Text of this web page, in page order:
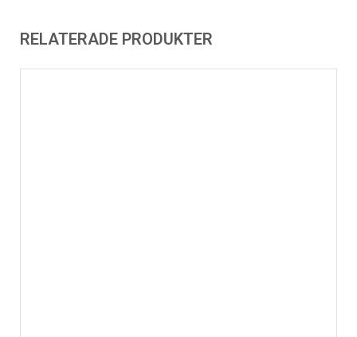
RELATERADE PRODUKTER